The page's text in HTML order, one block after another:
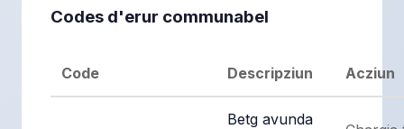
Codes d'erur communabel
Code Descripziun Acziun
Betg avunda